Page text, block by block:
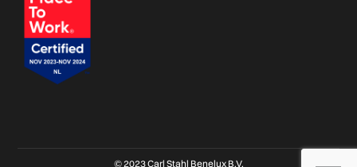
© 2023 Carl Stahl Benelux B.V.